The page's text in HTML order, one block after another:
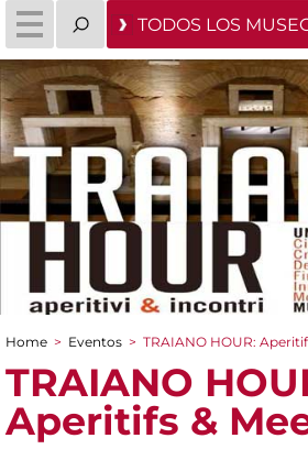
TODOS LOS
You are here
Home > Eventos > TRAIANO HOUR:
TRAIANO
Aperitifs &